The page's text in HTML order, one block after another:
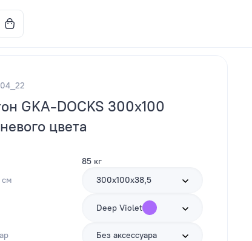
GKA-DOCKS 300x100
цвета
85 кг
см
300х100х38,5
Deep Violet
Без аксессуара